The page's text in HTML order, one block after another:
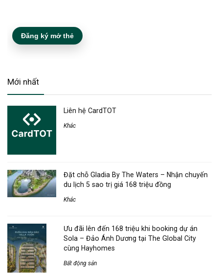
Đăng ký mở thẻ
Mới nhất
Liên hệ CardTOT
Khác
Đặt chỗ Gladia By The Waters – Nhận chuyến
du lịch 5 sao trị giá 168 triệu đồng
Khác
Ưu đãi lên đến 168 triệu khi booking dự án
Sola – Đảo Ánh Dương tại The Global City
cùng Hayhomes
Bất động sản